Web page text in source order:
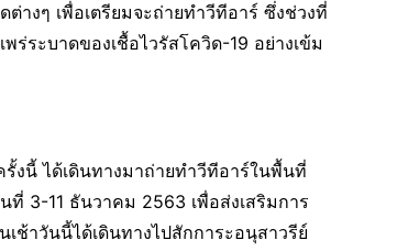
งๆ เพื่อเตรียมจะถ่ายทำวีทีอาร์ ซึ่งช่วงที่
ระบาดของเชื้อไวรัสโควิด-19 อย่างเข้ม
งนี้ ได้เดินทางมาถ่ายทำวีทีอาร์ในพื้นที่
3-11 ธันวาคม 2563 เพื่อส่งเสริมการ
ช้าวันนี้ได้เดินทางไปสักการะอนุสาวรีย์